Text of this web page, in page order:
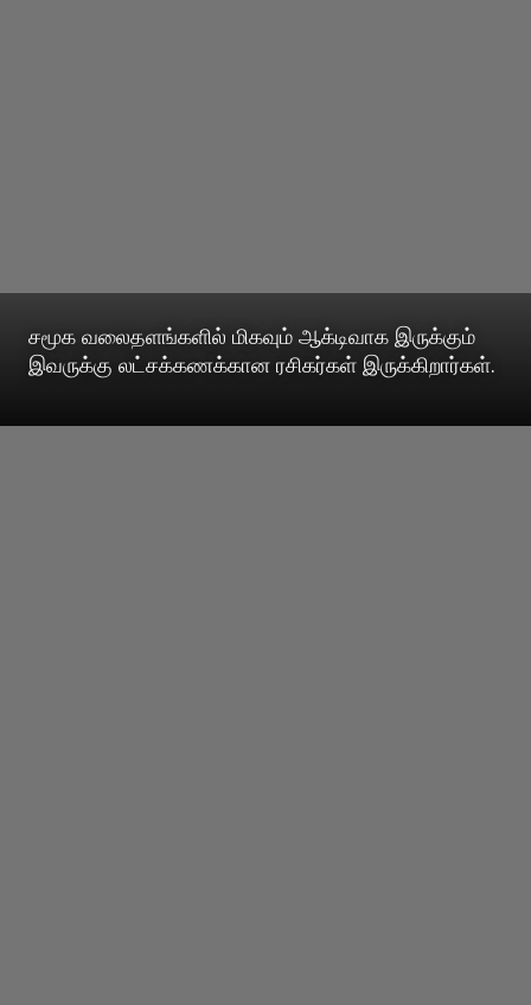
சமூக வலைதளங்களில் மிகவும் ஆக்டிவாக இருக்கும்
இவருக்கு லட்சக்கணக்கான ரசிகர்கள் இருக்கிறார்கள்.